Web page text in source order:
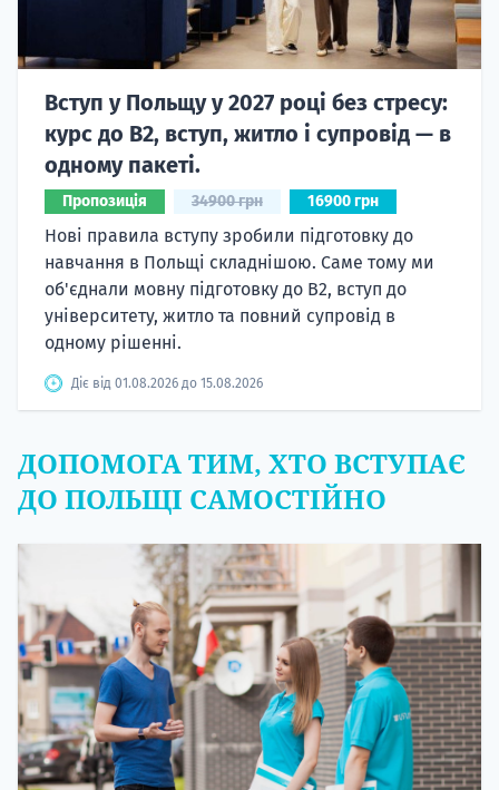
курс до B2, вступ, житло і супровід — в
одному пакеті.
Пропозиція
Нові правила вступу зробили підготовку до
навчання в Польщі складнішою. Саме тому ми
об'єднали мовну підготовку до В2, вступ до
університету, житло та повний супровід в
одному рішенні.
ДО ПОЛЬЩІ САМОСТІЙНО